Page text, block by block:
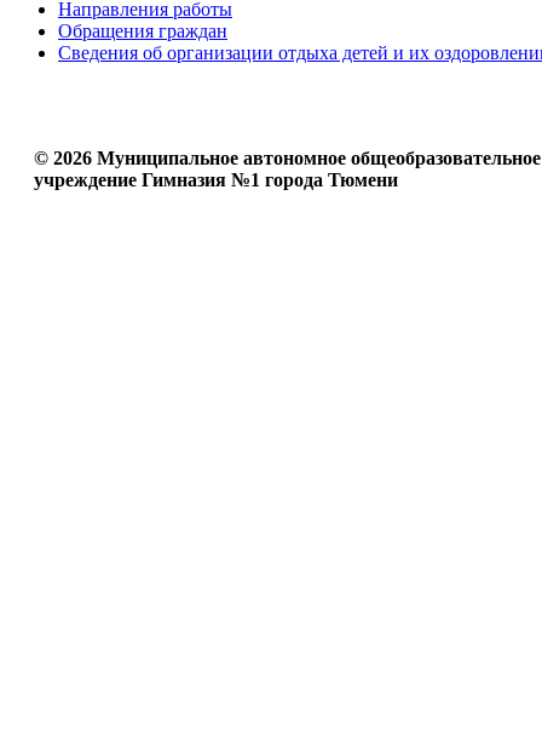
Направления работы
Обращения граждан
Сведения об организации отдыха детей и их
© 2026 Муниципальное автономное общеобразовательное
учреждение Гимназия №1 города Тюмени